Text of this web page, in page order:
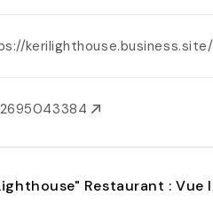
kerilighthouse.business.site/
Restaurant : Vue